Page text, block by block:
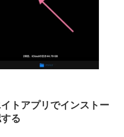
トアプリでインストー
る